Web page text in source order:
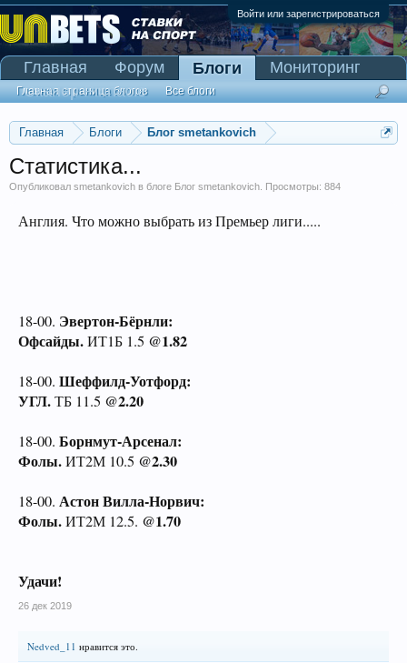
Войти или зарегистрироваться
Главная Блоги Блог smetankovich
Статистика...
Опубликовал smetankovich в блоге Блог smetankovich . Просмотры: 884
Англия. Что можно выбрать из Премьер лиги.....
18-00. Эвертон-Бёрнли:
Офсайды.ИТ1Б 1.5 @1.82
18-00. Шеффилд-Уотфорд:
УГЛ.ТБ 11.5 @2.20
18-00. Борнмут-Арсенал:
Фолы.ИТ2М 10.5 @2.30
18-00. Астон Вилла-Норвич:
Фолы.ИТ2М 12.5. @1.70
Удачи!
26 дек 2019
Nedved_11 нравится это.
Главная Форум Блоги
Главная страница блогов Все блоги
Мониторинг
Сканер Pinnacle